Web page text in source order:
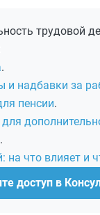
трудовой
.
надбавки за
пенсии.
.
что влияет и
доступ в